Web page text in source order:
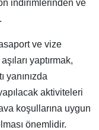
indirimlerinden ve
ve vize
yaptırmak,
yanınızda
aktiviteleri
koşullarına uygun
önemlidir.